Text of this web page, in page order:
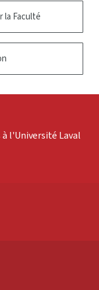
la Faculté
l'Université Laval